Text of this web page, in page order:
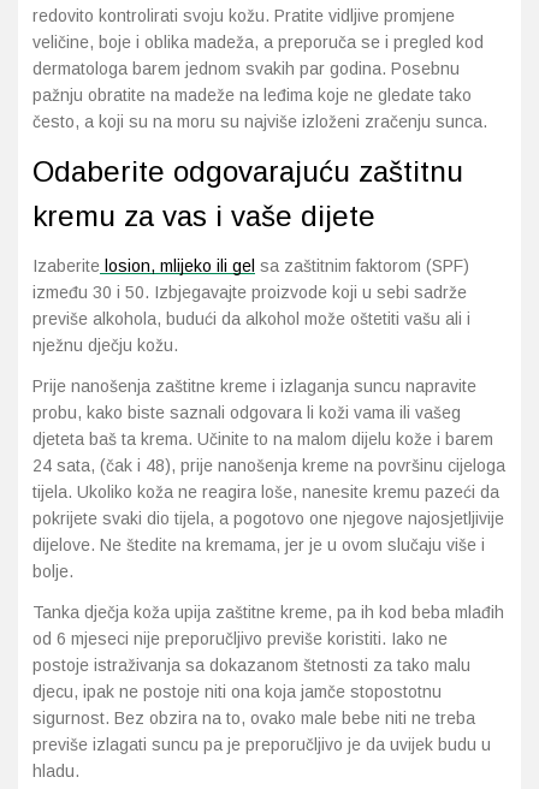
redovito kontrolirati svoju kožu. Pratite vidljive promjene
veličine, boje i oblika madeža, a preporuča se i pregled kod
dermatologa barem jednom svakih par godina. Posebnu
pažnju obratite na madeže na leđima koje ne gledate tako
često, a koji su na moru su najviše izloženi zračenju sunca.
Odaberite odgovarajuću zaštitnu
kremu za vas i vaše dijete
Izaberite losion, mlijeko ili gel sa zaštitnim faktorom (SPF)
između 30 i 50. Izbjegavajte proizvode koji u sebi sadrže
previše alkohola, budući da alkohol može oštetiti vašu ali i
nježnu dječju kožu.
Prije nanošenja zaštitne kreme i izlaganja suncu napravite
probu, kako biste saznali odgovara li koži vama ili vašeg
djeteta baš ta krema. Učinite to na malom dijelu kože i barem
24 sata, (čak i 48), prije nanošenja kreme na površinu cijeloga
tijela. Ukoliko koža ne reagira loše, nanesite kremu pazeći da
pokrijete svaki dio tijela, a pogotovo one njegove najosjetljivije
dijelove. Ne štedite na kremama, jer je u ovom slučaju više i
bolje.
Tanka dječja koža upija zaštitne kreme, pa ih kod beba mlađih
od 6 mjeseci nije preporučljivo previše koristiti. Iako ne
postoje istraživanja sa dokazanom štetnosti za tako malu
djecu, ipak ne postoje niti ona koja jamče stopostotnu
sigurnost. Bez obzira na to, ovako male bebe niti ne treba
previše izlagati suncu pa je preporučljivo je da uvijek budu u
hladu.